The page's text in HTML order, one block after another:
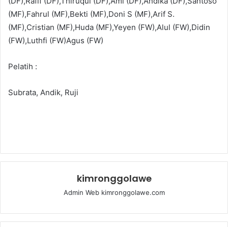
(MF),Fahrul (MF),Bekti (MF),Doni S (MF),Arif S.
(MF),Cristian (MF),Huda (MF),Yeyen (FW),Alul (FW),Didin
(FW),Luthfi (FW)Agus (FW)
Pelatih :
Subrata, Andik, Ruji
kimronggolawe
Admin Web kimronggolawe.com